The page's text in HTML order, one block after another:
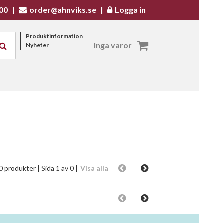
Visa alla
produkter | Sida 1 av 0 |
| order@ahnviks.se | Logga in
Produktinformation
Nyheter
Inga varor